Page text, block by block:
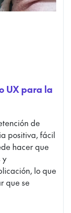
UX para la
de
positiva, fácil
hacer que
y
lo que
que se